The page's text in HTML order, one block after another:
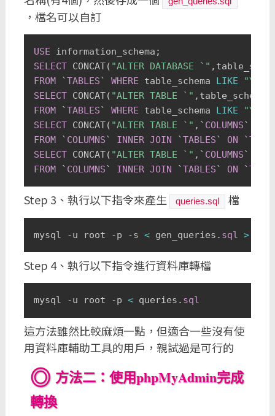
，檔名可以自訂
USE information_schema ;
SELECT CONCAT( "ALTER DATABASE `" ,
FROM
`TABLES` WHERE table_schema LIKE
SELECT CONCAT( "ALTER TABLE `" , table_schema
FROM
`TABLES` WHERE table_schema LIKE
SELECT CONCAT( "ALTER TABLE `" , ` COLUMNS`
FROM
` COLUMNS` INNER JOIN `TABLES` ON `
SELECT CONCAT( "ALTER TABLE `" , ` COLUMNS`
FROM
` COLUMNS` INNER JOIN `TABLES` ON `
Step 3、執行以下指令來產生 queries.sql 檔
mysql -u root -p -s < gen_queries . sql >
Step 4、執行以下指令進行資料庫轉檔
mysql -u root -p < queries . sql
這方法雖然比較麻煩一點，但適合一些沒有使
用資料庫輔助工具的用戶，親試過是可行的
方法二：使用phpMyAdmin完成
轉換